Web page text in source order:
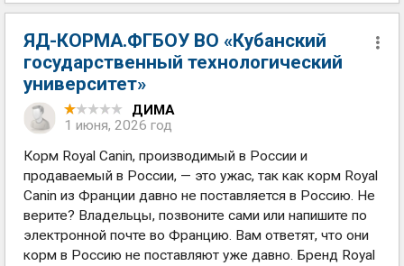
ЯД-КОРМА.ФГБОУ ВО «Кубанский
государственный технологический
университет»
ДИМА
1 июня, 2026 год
Корм Royal Canin, производимый в России и
продаваемый в России, — это ужас, так как корм Royal
Canin из Франции давно не поставляется в Россию. Не
верите? Владельцы, позвоните сами или напишите по
электронной почте во Францию. Вам ответят, что они
корм в Россию не поставляют уже давно. Бренд Royal